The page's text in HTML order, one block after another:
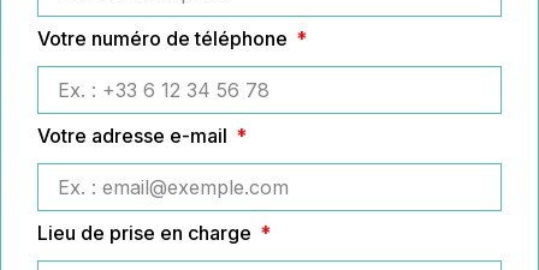
Votre numéro de téléphone
Votre adresse e-mail
Lieu de prise en charge